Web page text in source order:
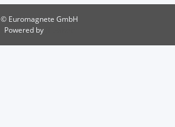
© Euromagnete GmbH
Powered by